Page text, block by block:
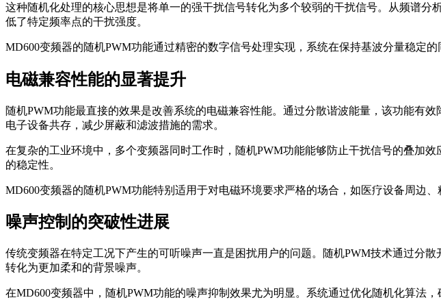
这种随机化处理的核心思想是将单一的强干扰信号转化为多个较弱的干扰信号。从频谱
低了特定频率点的干扰强度。
MD600变频器的随机PWM功能通过精密的数字信号处理实现，系统在保持基波分量稳定
电磁兼容性能的显著提升
随机PWM功能最直接的效果是改善系统的电磁兼容性能。通过分散谐波能量，该功能有
电子设备共存，减少屏蔽和滤波措施的需求。
在复杂的工业环境中，多个变频器同时工作时，随机PWM功能能够防止干扰信号的叠加
的稳定性。
MD600变频器的随机PWM功能特别适用于对电磁环境要求严格的场合，如医疗设备周边
噪声控制的突破性进展
传统变频器在特定工况下产生的可听噪声一直是困扰用户的问题。随机PWM技术通过分
转化为更加柔和的背景噪声。
在MD600变频器中，随机PWM功能的噪声抑制效果尤为明显。系统通过优化随机化算法